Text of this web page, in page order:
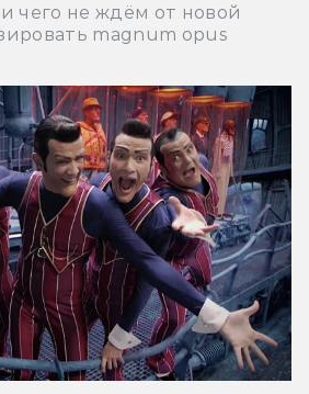
чего не ждём от новой
magnum opus